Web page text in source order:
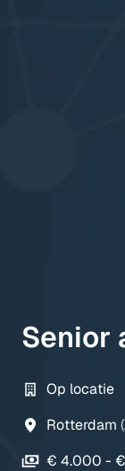
Senior
Op locatie
Rotterdam (
€ 4.000 -